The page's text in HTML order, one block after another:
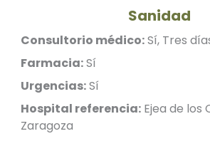
Sanidad
Consultorio médico:Sí, Tres
Farmacia:Sí
Urgencias:Sí
Hospital referencia: Ejea de los
Zaragoza